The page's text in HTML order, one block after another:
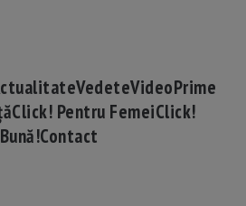
VedeteVideoPrime
Click! Pentru FemeiClick!
Contact